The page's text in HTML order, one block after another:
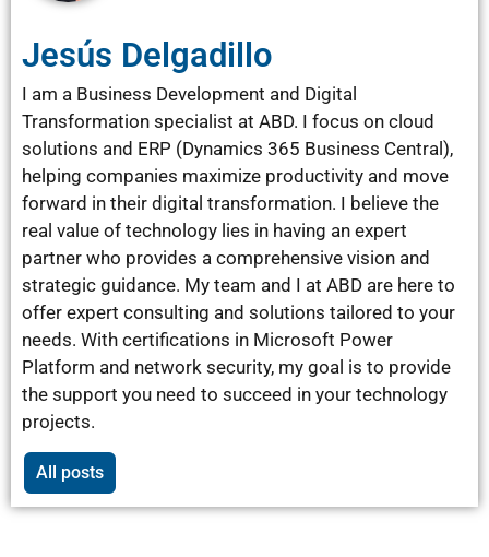
Jesús Delgadillo
I am a Business Development and Digital
Transformation specialist at ABD. I focus on cloud
solutions and ERP (Dynamics 365 Business Central),
helping companies maximize productivity and move
forward in their digital transformation. I believe the
real value of technology lies in having an expert
partner who provides a comprehensive vision and
strategic guidance. My team and I at ABD are here to
offer expert consulting and solutions tailored to your
needs. With certifications in Microsoft Power
Platform and network security, my goal is to provide
the support you need to succeed in your technology
projects.
All posts